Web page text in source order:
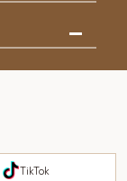
TikTok